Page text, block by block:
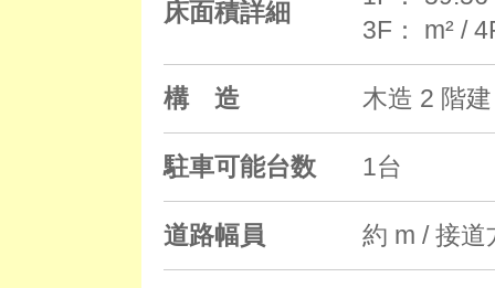
床面積詳細
3F： m² /
構 造 木造 2 階建
駐車可能台数 1台
道路幅員 約 m / 接道